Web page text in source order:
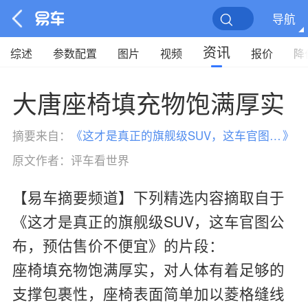
导航
综述 参数配置 图片 视频 资讯 报价 降
大唐座椅填充物饱满厚实
摘要来自： 《 这才是真正的旗舰级SUV，这车官图公布，预估售价不便宜 》
原文作者： 评车看世界
【易车摘要频道】下列精选内容摘取自于
《这才是真正的旗舰级SUV，这车官图公
布，预估售价不便宜》的片段：
座椅填充物饱满厚实，对人体有着足够的
支撑包裹性，座椅表面简单加以菱格缝线